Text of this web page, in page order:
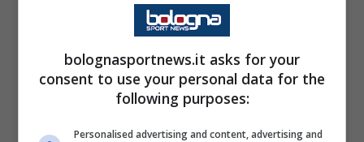
Sono ripresi questa mattina
gli allenamenti in vista di
bolognasportnews.it asks for your
consent to use your personal data for the
following purposes:
Personalised advertising and content, advertising and